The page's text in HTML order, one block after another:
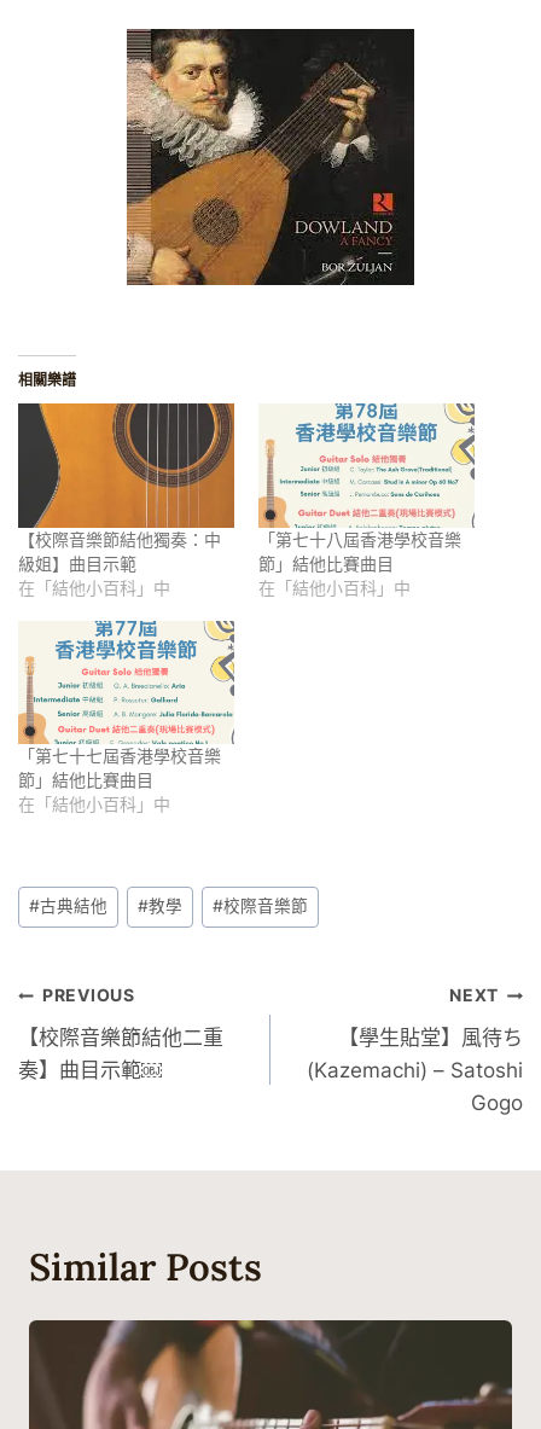
相關樂譜
【校際音樂節結他獨奏：中
級姐】曲目示範
在「結他小百科」中
「第七十八屆香港學校音樂
節」結他比賽曲目
在「結他小百科」中
「第七十七屆香港學校音樂
節」結他比賽曲目
在「結他小百科」中
Post
Tags:
#古典結他 #教學 #校際音樂節
文
章
PREVIOUS
【校際音樂節結他二重
奏】曲目示範￼
NEXT
【學生貼堂】風待ち
(Kazemachi) – Satoshi
Gogo
Similar Posts